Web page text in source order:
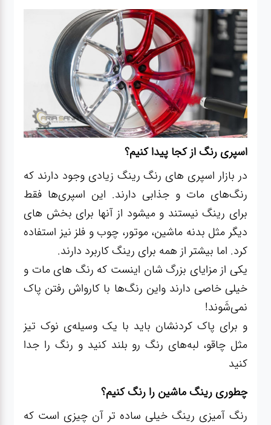
اسپری رنگ از کجا پیدا کنیم؟
در بازار اسپری های رنگ رینگ زیادی وجود دارند که
رنگ‌های مات و جذابی دارند. این اسپری‌ها فقط
برای رینگ نیستند و میشود از آنها برای بخش های
دیگر مثل بدنه ماشین، موتور، چوب و فلز نیز استفاده
کرد. اما بیشتر از همه برای رینگ کاربرد دارند.
یکی از مزایای بزرگ شان اینست که رنگ های مات و
خیلی خاصی دارند واین رنگ‌ها با کارواش رفتن پاک
نمی‌شَوند!
و برای پاک کردنشان باید با یک وسیله‌ی نوک تیز
مثل چاقو، لبه‌های رنگ رو بلند کنید و رنگ را جدا
کنید
چطوری رینگ ماشین را رنگ کنیم؟
رنگ آمیزی رینگ خیلی ساده تر آن چیزی است که